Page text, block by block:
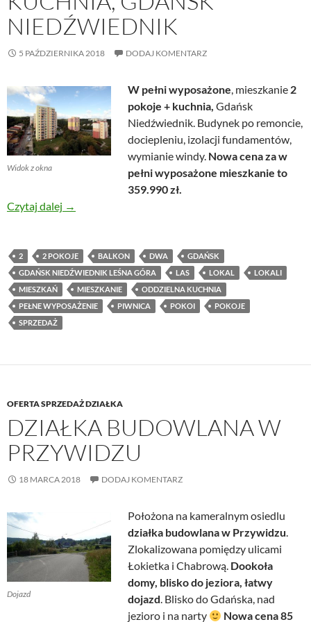
NIEDŹWIEDNIK
5 PAŹDZIERNIKA 2018 DODAJ KOMENTARZ
Widok z okna
W pełni wyposażone, mieszkanie 2
pokoje + kuchnia, Gdańsk
Niedźwiednik. Budynek po remoncie,
dociepleniu, izolacji fundamentów,
wymianie windy. Nowacena za w
pełni wyposażone mieszkanie to
359.990 zł.
Czytaj dalej Mieszkanie 2 pokoje + kuchnia, Gdańsk
→
2 2 POKOJE BALKON DWA
GDAŃSK
GDAŃSK NIEDŹWIEDNIK LEŚNA GÓRA
LAS LOKAL
LOKALI
MIESZKAŃ
MIESZKANIE
ODDZIELNA KUCHNIA
PEŁNE WYPOSAŻENIE
PIWNICA POKOI
POKOJE
SPRZEDAŻ
OFERTA SPRZEDAŻ DZIAŁKA
DZIAŁKA BUDOWLANA W
PRZYWIDZU
18 MARCA 2018 DODAJ KOMENTARZ
Dojazd
Położona na kameralnym osiedlu
działka budowlana w Przywidzu.
Zlokalizowana pomiędzy ulicami
Łokietka i Chabrową. Dookoła
domy, blisko do jeziora, łatwy
dojazd. Blisko do Gdańska, nad
jezioro i na narty
Nowa cena 85